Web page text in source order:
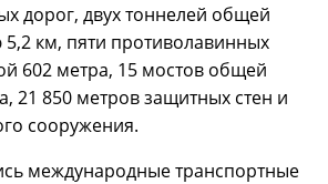
дорог, двух тоннелей общей
км, пяти противолавинных
602 метра, 15 мостов общей
21 850 метров защитных стен и
сооружения.
международные транспортные